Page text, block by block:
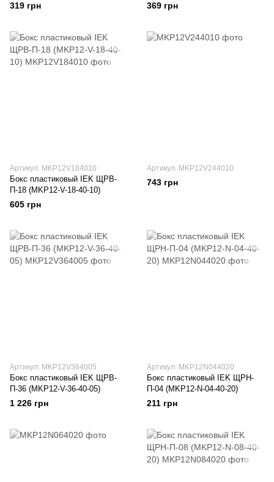
319 грн 369 грн
Артикул: MKP12V184010
Бокс пластиковый IEK ЩРВ-
П-18 (MKP12-V-18-40-10)
605 грн
Артикул: MKP12V244010
743 грн
Артикул: MKP12V364005
Бокс пластиковый IEK ЩРВ-
П-36 (MKP12-V-36-40-05)
1 226 грн
Артикул: MKP12N044020
Бокс пластиковый IEK ЩРН-
П-04 (MKP12-N-04-40-20)
211 грн